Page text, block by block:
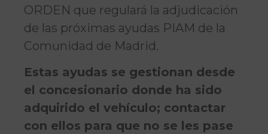
ORDEN que regulará la adjudicación
de las próximas ayudas PIAM de la
Comunidad de Madrid.
Estas ayudas se gestionan desde
el concesionario donde ha sido
adquirido el vehículo; contactar
con ellos para que no se les pase